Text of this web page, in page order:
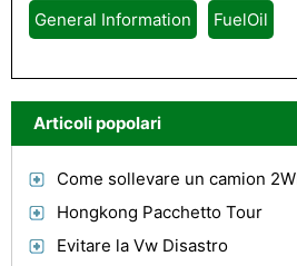
General Information FuelOil
Articoli popolari
Come sollevare un camion
Hongkong Pacchetto Tour
Evitare la Vw Disastro